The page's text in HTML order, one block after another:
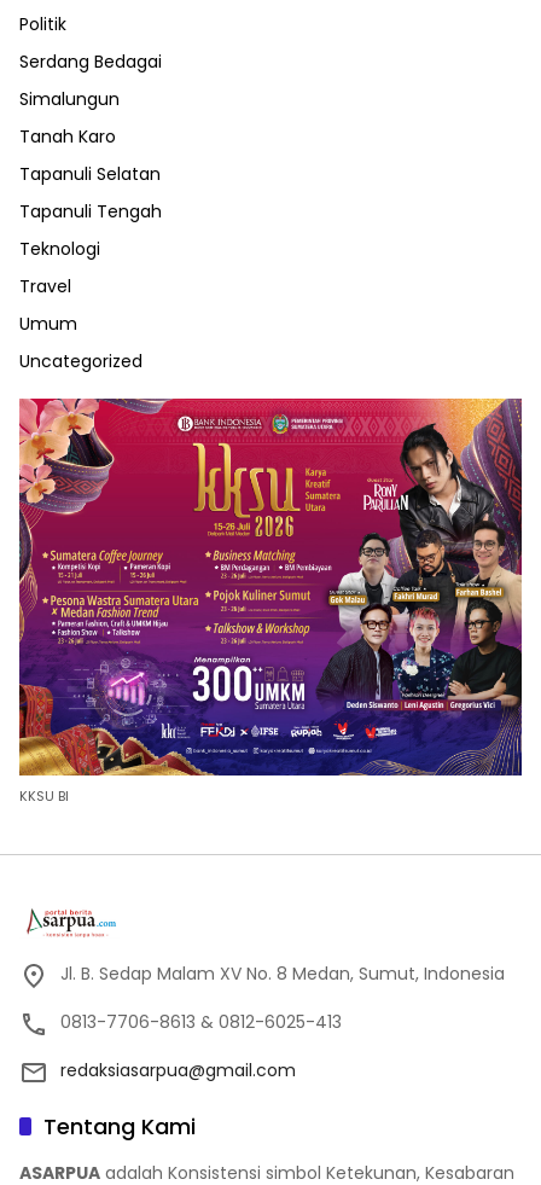
Politik
Serdang Bedagai
Simalungun
Tanah Karo
Tapanuli Selatan
Tapanuli Tengah
Teknologi
Travel
Umum
Uncategorized
KKSU BI
Jl. B. Sedap Malam XV No. 8 Medan, Sumut, Indonesia
0813-7706-8613 & 0812-6025-413
redaksiasarpua@gmail.com
Tentang Kami
ASARPUA adalah Konsistensi simbol Ketekunan, Kesabaran